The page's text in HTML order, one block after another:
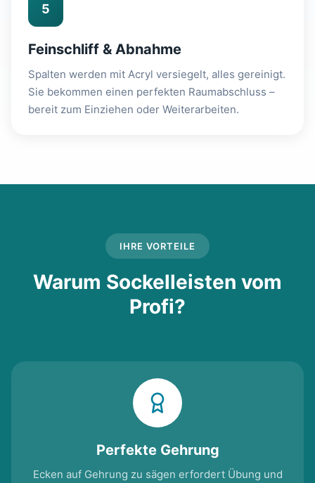
5
Feinschliff & Abnahme
Spalten werden mit Acryl versiegelt, alles gereinigt.
Sie bekommen einen perfekten Raumabschluss –
bereit zum Einziehen oder Weiterarbeiten.
IHRE VORTEILE
Warum Sockelleisten vom
Profi?
Perfekte Gehrung
Ecken auf Gehrung zu sägen erfordert Übung und